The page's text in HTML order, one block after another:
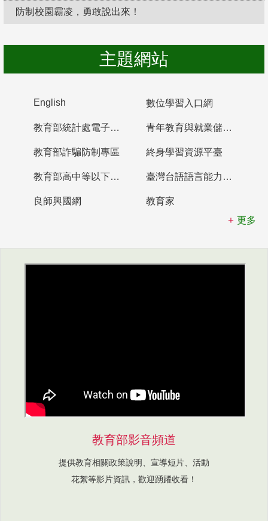
防制校園霸凌，勇敢說出來！
主題網站
English 數位學習入口網
教育部統計處電子書櫃 青年教育與就業儲蓄帳戶
教育部詐騙防制專區 終身學習資源平臺
教育部高中等以下學校及幼兒園教師資格檢定考試 臺灣台語語言能力認證網站
良師興國網
教育家
更多
教育部影音頻道
提供教育相關政策說明、宣導短片、活動
花絮等影片資訊，歡迎踴躍收看！